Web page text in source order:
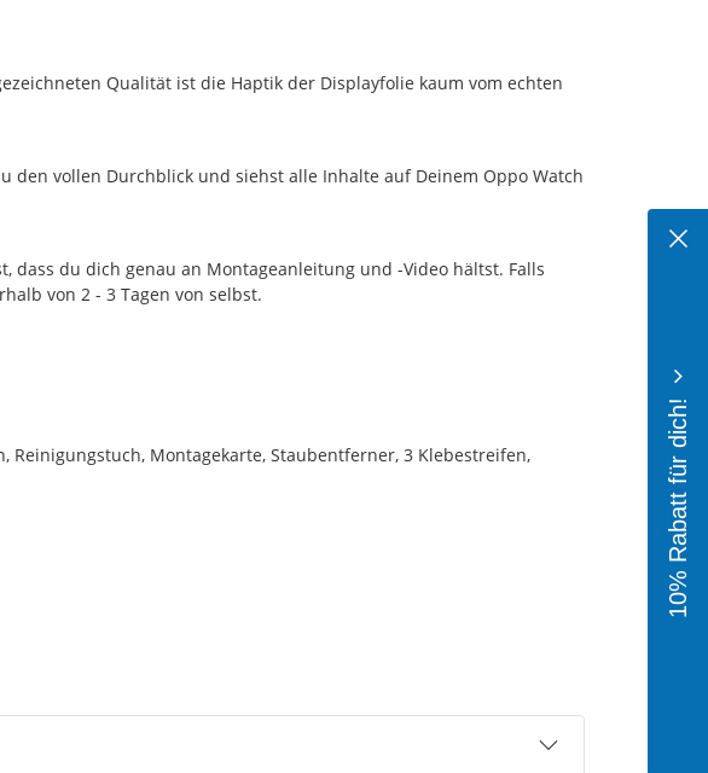
Qualität ist die Haptik der Displayfolie kaum vom echten
den vollen Durchblick und siehst alle Inhalte auf Deinem Oppo Watch
du dich genau an Montageanleitung und -Video hältst. Falls
von 2 - 3 Tagen von selbst.
Reinigungstuch, Montagekarte, Staubentferner, 3 Klebestreifen,
10% Rabatt für dich!